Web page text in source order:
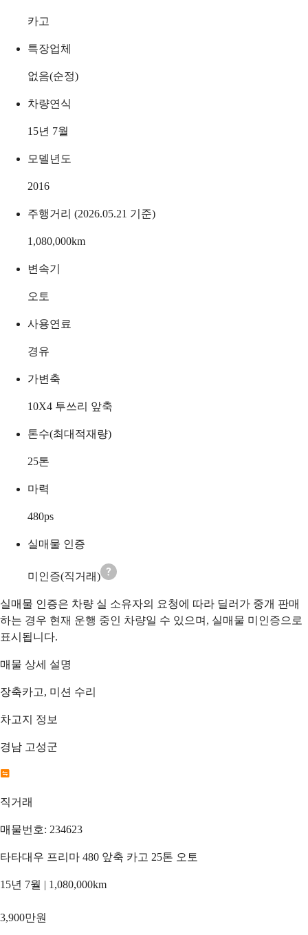
카고
특장업체
없음(순정)
차량연식
15년 7월
모델년도
2016
주행거리 (2026.05.21 기준)
1,080,000km
변속기
오토
사용연료
경유
가변축
10X4 투쓰리 앞축
톤수(최대적재량)
25톤
마력
480ps
실매물 인증
미인증(직거래)
실매물 인증은 차량 실 소유자의 요청에 따라 딜러가 중개 판매
하는 경우 현재 운행 중인 차량일 수 있으며, 실매물 미인증으로
표시됩니다.
매물 상세 설명
장축카고, 미션 수리
차고지 정보
경남 고성군
직거래
매물번호: 234623
타타대우 프리마 480 앞축 카고 25톤 오토
15년 7월 | 1,080,000km
3,900만원